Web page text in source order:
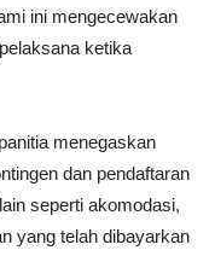
ini mengecewakan
ketika
menegaskan
dan pendaftaran
seperti akomodasi,
yang telah dibayarkan